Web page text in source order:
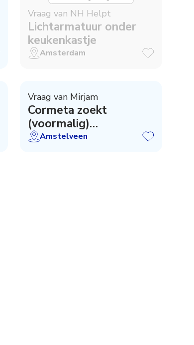
Vraag van NH Helpt
Lichtarmatuur onder
keukenkastje
Amsterdam
Vraag van Mirjam
Cormeta zoekt
(voormalig)
zwemdocent
Amstelveen